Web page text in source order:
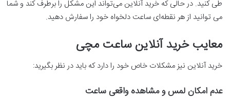
طی کنید. در حالی که خرید آنلاین می‌تواند این مشکل را برطرف کند و شما
می توانید از هر نقطه‌ای ساعت دلخواه خود را سفارش دهید.
معایب خرید آنلاین ساعت مچی
خرید آنلاین نیز مشکلات خاص خود را دارد که باید در نظر بگیرید:
عدم امکان لمس و مشاهده واقعی ساعت